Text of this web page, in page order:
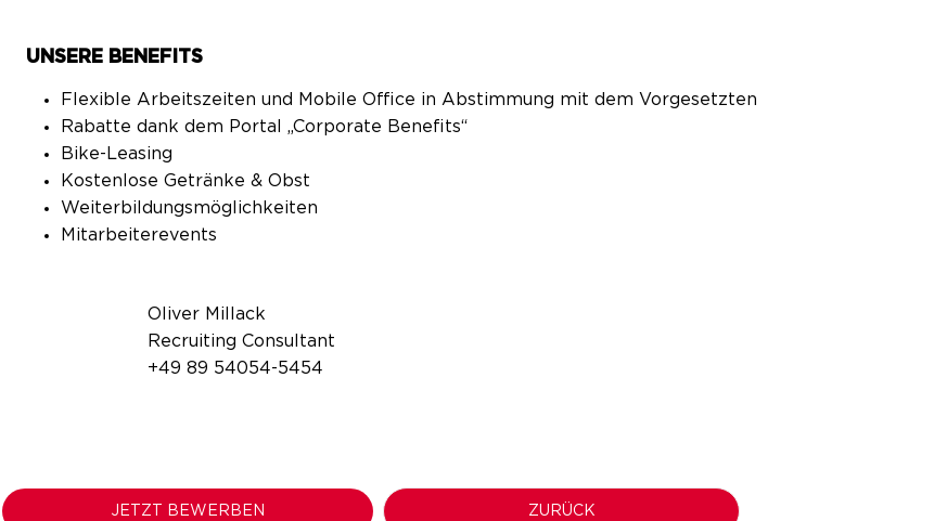
UNSERE BENEFITS
Flexible Arbeitszeiten und Mobile Office in Abstimmung mit dem Vorgesetzten
Rabatte dank dem Portal „Corporate Benefits“
Bike-Leasing
Kostenlose Getränke & Obst
Weiterbildungsmöglichkeiten
Mitarbeiterevents
Oliver Millack
Recruiting Consultant
+49 89 54054-5454
JETZT BEWERBEN ZURÜCK